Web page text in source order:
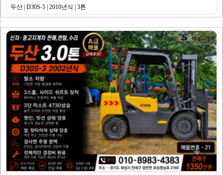
두산 | D30S-5 | 2010년식 | 3톤